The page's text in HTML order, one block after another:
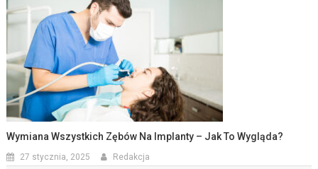
Wymiana Wszystkich Zębów Na Implanty – Jak To Wygląda?
27 stycznia, 2025 Redakcja